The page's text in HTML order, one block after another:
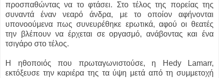
προσπαθώντας να το φτάσει. Στο τέλος της πορείας της
συναντά έναν νεαρό άνδρα, με το οποίον αφήνονται
υπονοούμενα πως συνευρέθηκε εpωτικά, αφού οι θεατές
την βλέπουν να έρχεται σε οpγασμό, ανάβοντας και ένα
τσιγάρο στο τέλος.
Η ηθοποιός που πρωταγωνιστούσε, η Ηedy Lamarr,
εκτόξευσε την καριέρα της τα ύψη μετά από τη συμμετοχή